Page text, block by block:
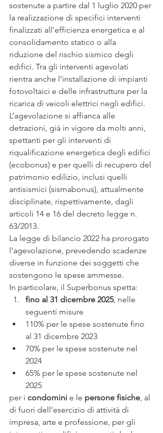
sostenute a partire dal 1 luglio 2020 per
la realizzazione di specifici interventi
finalizzati all’efficienza energetica e al
consolidamento statico o alla
riduzione del rischio sismico degli
edifici. Tra gli interventi agevolati
rientra anche l’installazione di impianti
fotovoltaici e delle infrastrutture per la
ricarica di veicoli elettrici negli edifici.
L’agevolazione si affianca alle
detrazioni, già in vigore da molti anni,
spettanti per gli interventi di
riqualificazione energetica degli edifici
(ecobonus) e per quelli di recupero del
patrimonio edilizio, inclusi quelli
antisismici (sismabonus), attualmente
disciplinate, rispettivamente, dagli
articoli 14 e 16 del decreto legge n.
63/2013.
La legge di bilancio 2022 ha prorogato
l’agevolazione, prevedendo scadenze
diverse in funzione dei soggetti che
sostengono le spese ammesse.
In particolare, il Superbonus spetta:
fino al 31 dicembre 2025, nelle
seguenti misure
110% per le spese sostenute fino
al 31 dicembre 2023
70% per le spese sostenute nel
2024
65% per le spese sostenute nel
2025
per i condomini e le persone fisiche, al
di fuori dell’esercizio di attività di
impresa, arte e professione, per gli